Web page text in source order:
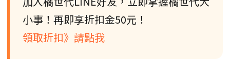
小事！再即享折扣金50元！
領取折扣》請點我